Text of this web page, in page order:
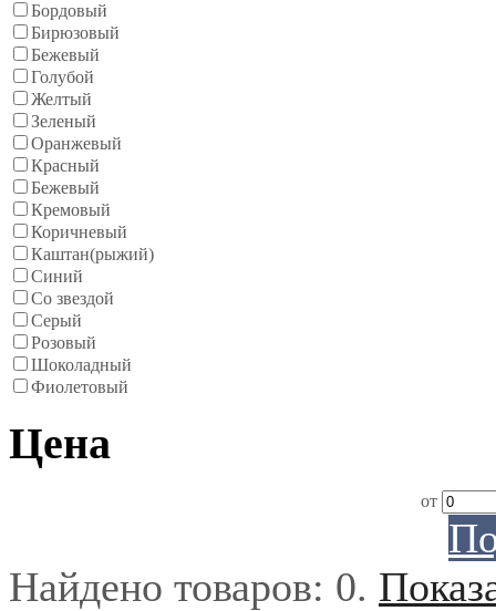
Бордовый
Бирюзовый
Бежевый
Голубой
Желтый
Зеленый
Оранжевый
Красный
Бежевый
Кремовый
Коричневый
Каштан(рыжий)
Синий
Со звездой
Серый
Розовый
Шоколадный
Фиолетовый
Цена
от
Найдено товаров: 0.